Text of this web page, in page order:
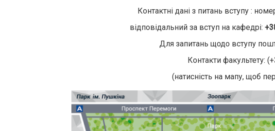
Контактні дані з питань вступу :
відповідальний за вступ на кафедрі:
Для запитань щодо вступу
Контакти факультету:
(натисність на мапу, щоб